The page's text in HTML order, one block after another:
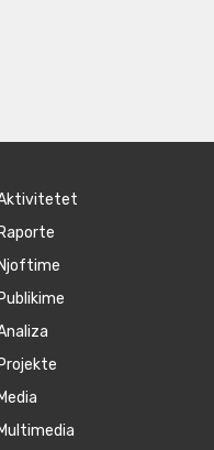
Raporte
Njoftime
Publikime
Projekte
Media
Multimedia